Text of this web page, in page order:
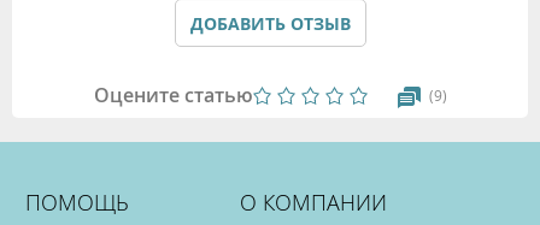
ДОБАВИТЬ ОТЗЫВ
Оцените статью (9)
ПОМОЩЬ О КОМПАНИИ